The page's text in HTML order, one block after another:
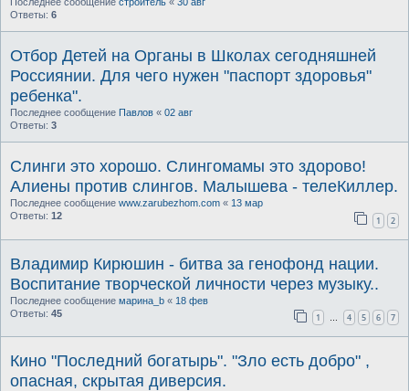
Последнее сообщение строитель « 30 авг
Ответы: 6
Отбор Детей на Органы в Школах сегодняшней
Россиянии. Для чего нужен "паспорт здоровья"
ребенка".
Последнее сообщение Павлов « 02 авг
Ответы: 3
Слинги это хорошо. Слингомамы это здорово!
Алиены против слингов. Малышева - телеКиллер.
Последнее сообщение www.zarubezhom.com « 13 мар
Ответы: 12 1 2
Владимир Кирюшин - битва за генофонд нации.
Воспитание творческой личности через музыку..
Последнее сообщение марина_b « 18 фев
Ответы: 45 1 4 5 6 7
Кино "Последний богатырь". "Зло есть добро" ,
опасная, скрытая диверсия.